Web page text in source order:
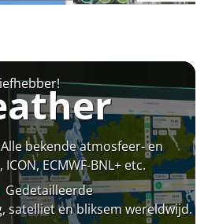
Alle bekende atmosfeer- en
ECMWF-BNL+ etc.
Gedetailleerde
satelliet en bliksem wereldwijd.